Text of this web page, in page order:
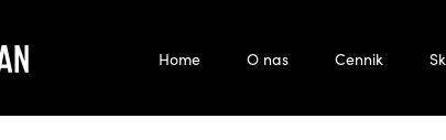
Home O nas Cennik